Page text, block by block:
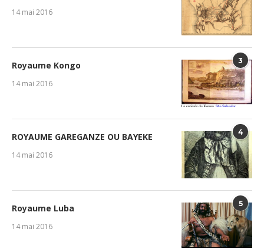
14 mai 2016
3
Royaume Kongo
14 mai 2016
4
ROYAUME GAREGANZE OU BAYEKE
14 mai 2016
5
Royaume Luba
14 mai 2016